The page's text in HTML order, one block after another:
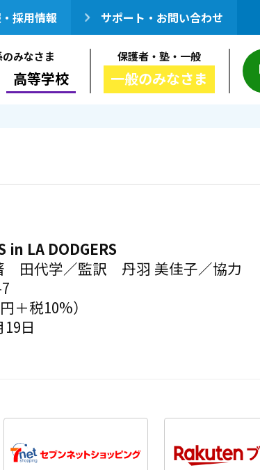
採用情報 サポート・お問い合わせ
みなさま
高等学校
保護者・塾・一般
一般のみなさま
in LA DODGERS
田代学／監訳 丹羽 美佳子／協力
＋税10%）
日